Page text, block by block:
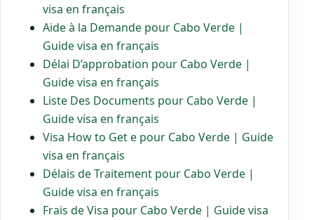
visa en français
Aide à la Demande pour Cabo Verde |
Guide visa en français
Délai D’approbation pour Cabo Verde |
Guide visa en français
Liste Des Documents pour Cabo Verde |
Guide visa en français
Visa How to Get e pour Cabo Verde | Guide
visa en français
Délais de Traitement pour Cabo Verde |
Guide visa en français
Frais de Visa pour Cabo Verde | Guide visa